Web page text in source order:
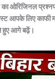
का ओरिजिनल
आपके लिए काफी
हुए आगे बढ़ें।